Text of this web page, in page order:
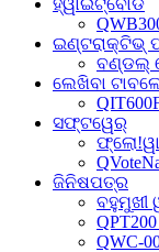
ଇଣ୍ଟରାକ୍ଟିଭ୍
ବଣ୍ଡଲ୍
ଲେଖିବା
ସଫ୍ଟୱେର୍
ଜିନିଷପତ୍ର
ବହୁମୁଖୀ
QWC-